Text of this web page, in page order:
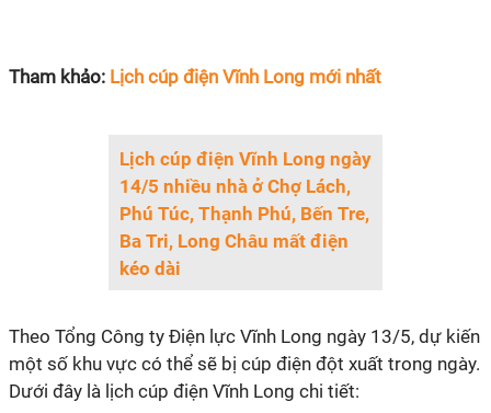
Tham khảo: Lịch cúp điện Vĩnh Long mới nhất
Lịch cúp điện Vĩnh Long ngày
14/5 nhiều nhà ở Chợ Lách,
Phú Túc, Thạnh Phú, Bến Tre,
Ba Tri, Long Châu mất điện
kéo dài
Theo Tổng Công ty Điện lực Vĩnh Long ngày 13/5, dự kiến
một số khu vực có thể sẽ bị cúp điện đột xuất trong ngày.
Dưới đây là lịch cúp điện Vĩnh Long chi tiết: